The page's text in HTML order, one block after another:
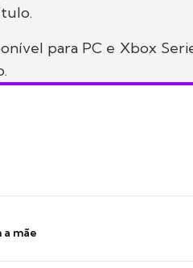
para PC e Xbox
mãe